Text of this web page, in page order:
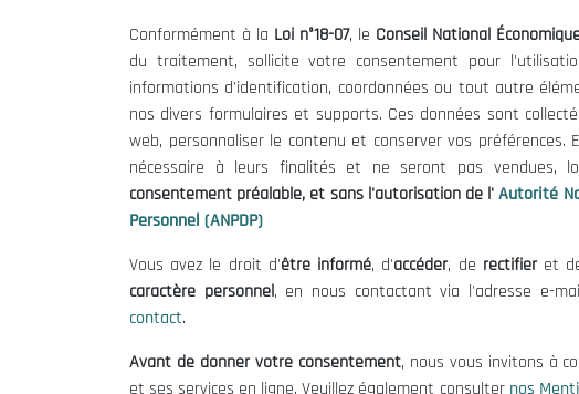
Appels d'offres et
Conformément à la Loi n°18-07, le Conseil National
du traitement, sollicite votre consentement pour
informations d'identification, coordonnées ou tout autre
nos divers formulaires et supports. Ces données sont
web, personnaliser le contenu et conserver vos préférences.
nécessaire à leurs finalités et ne seront pas vendues,
consentement préalable, et sans l'autorisation de l' Autorité
Personnel (ANPDP)
Vous avez le droit d'être informé, d'accéder, de rectifieret
caractère personnel, en nous contactant via l'adresse e-
contact.
Avant de donner votre consentement, nous vous invitons à
et ses services en ligne. Veuillez également consulter nos